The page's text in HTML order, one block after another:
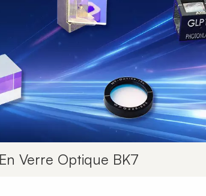
Verre Optique BK7